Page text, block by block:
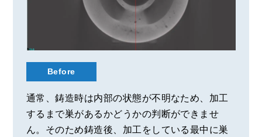
Before
通常、鋳造時は内部の状態が不明なため、加工
するまで巣があるかどうかの判断ができませ
ん。そのため鋳造後、加工をしている最中に巣